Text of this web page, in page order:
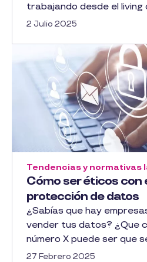
trabajando desde el living
2 Julio 2025
Cómo ser éticos con
protección de datos
Tendencias y normativas
¿Sabías que hay
vender tus datos? ¿Que
número X puede ser que
27 Febrero 2025